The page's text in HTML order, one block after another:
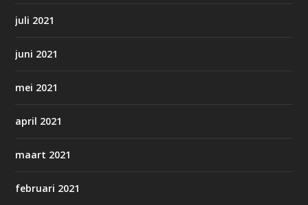
juli 2021
juni 2021
mei 2021
april 2021
maart 2021
februari 2021